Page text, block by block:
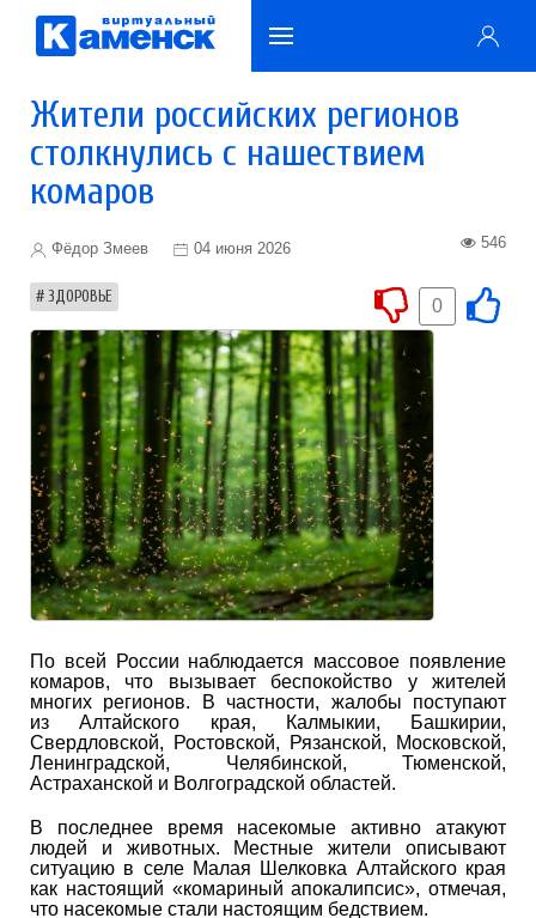
Жители российских регионов
столкнулись с нашествием
комаров
Фёдор Змеев 04 июня 2026 546
ЗДОРОВЬЕ 0
По всей России наблюдается массовое появление
комаров, что вызывает беспокойство у жителей
многих регионов. В частности, жалобы поступают
из Алтайского края, Калмыкии, Башкирии,
Свердловской, Ростовской, Рязанской, Московской,
Ленинградской, Челябинской, Тюменской,
Астраханской и Волгоградской областей.
В последнее время насекомые активно атакуют
людей и животных. Местные жители описывают
ситуацию в селе Малая Шелковка Алтайского края
как настоящий «комариный апокалипсис», отмечая,
что насекомые стали настоящим бедствием.